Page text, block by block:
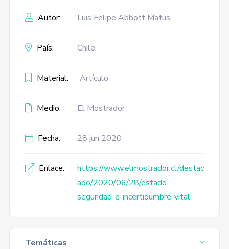
Autor: Luis Felipe Abbott Matus
País: Chile
Material: Artículo
Medio: El Mostrador
Fecha: 28 jun 2020
Enlace:
https://www.elmostrador.cl/destac
ado/2020/06/28/estado-
seguridad-e-incertidumbre-vital
Temáticas